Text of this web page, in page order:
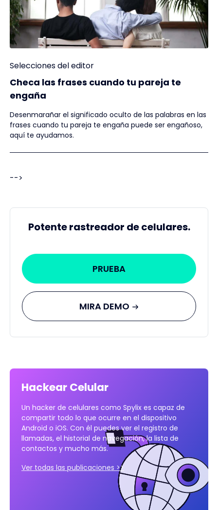
Selecciones del editor
Checa las frases cuando tu pareja te
engaña
Desenmarañar el significado oculto de las palabras en las
frases cuando tu pareja te engaña puede ser engañoso,
aquí te ayudamos.
-->
Potente rastreador de celulares.
PRUEBA
MIRA DEMO
Hackear Celular
Un hacker de celulares como Spylix es capaz de
compartir todo lo que ocurre en el dispositivo
Android o iOS. Con él puedes ver el registro de
llamadas, el historial de navegación, la lista de
contactos y mucho más.
Ver todas las publicaciones >>